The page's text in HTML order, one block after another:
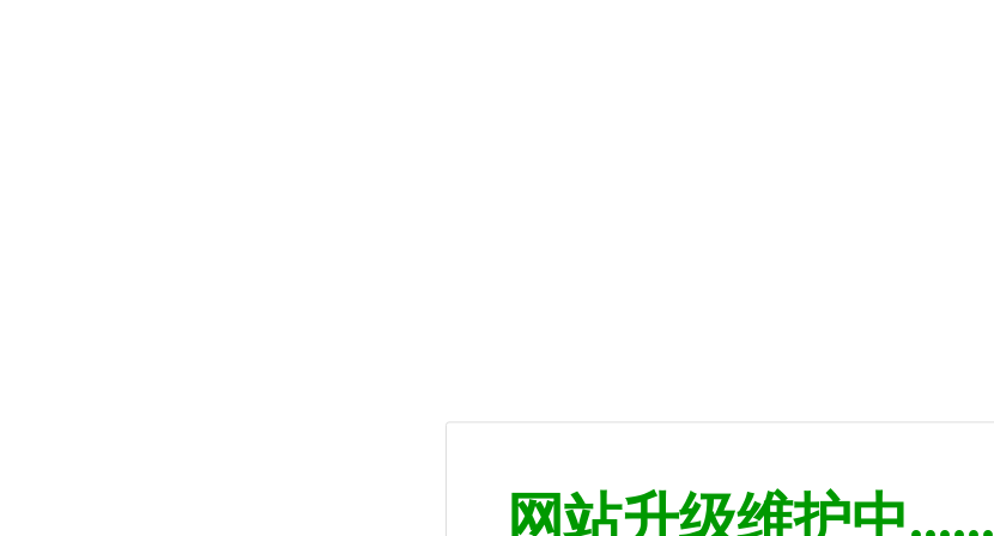
网站升级维护中......